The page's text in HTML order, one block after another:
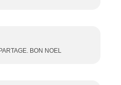
BON NOEL